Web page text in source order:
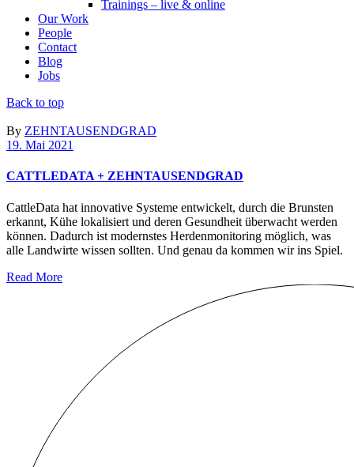
Trainings – live & online
Our Work
People
Contact
Blog
Jobs
Back to top
By ZEHNTAUSENDGRAD
19. Mai 2021
CATTLEDATA + ZEHNTAUSENDGRAD
CattleData hat innovative Systeme entwickelt, durch die Brunsten
erkannt, Kühe lokalisiert und deren Gesundheit überwacht werden
können. Dadurch ist modernstes Herdenmonitoring möglich, was
alle Landwirte wissen sollten. Und genau da kommen wir ins Spiel.
Read More